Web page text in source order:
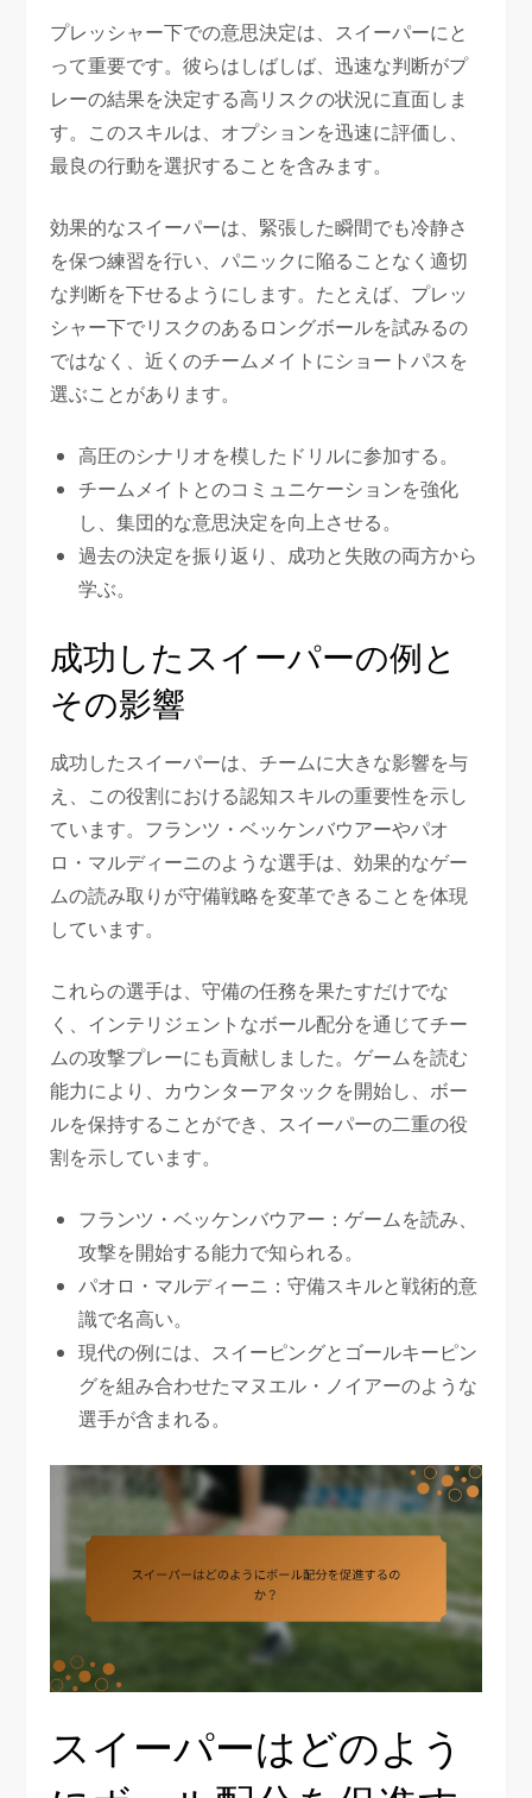
プレッシャー下での意思決定は、スイーパーにと
って重要です。彼らはしばしば、迅速な判断がプ
レーの結果を決定する高リスクの状況に直面しま
す。このスキルは、オプションを迅速に評価し、
最良の行動を選択することを含みます。
効果的なスイーパーは、緊張した瞬間でも冷静さ
を保つ練習を行い、パニックに陥ることなく適切
な判断を下せるようにします。たとえば、プレッ
シャー下でリスクのあるロングボールを試みるの
ではなく、近くのチームメイトにショートパスを
選ぶことがあります。
高圧のシナリオを模したドリルに参加する。
チームメイトとのコミュニケーションを強化
し、集団的な意思決定を向上させる。
過去の決定を振り返り、成功と失敗の両方から
学ぶ。
成功したスイーパーの例と
その影響
成功したスイーパーは、チームに大きな影響を与
え、この役割における認知スキルの重要性を示し
ています。フランツ・ベッケンバウアーやパオ
ロ・マルディーニのような選手は、効果的なゲー
ムの読み取りが守備戦略を変革できることを体現
しています。
これらの選手は、守備の任務を果たすだけでな
く、インテリジェントなボール配分を通じてチー
ムの攻撃プレーにも貢献しました。ゲームを読む
能力により、カウンターアタックを開始し、ボー
ルを保持することができ、スイーパーの二重の役
割を示しています。
フランツ・ベッケンバウアー：ゲームを読み、
攻撃を開始する能力で知られる。
パオロ・マルディーニ：守備スキルと戦術的意
識で名高い。
現代の例には、スイーピングとゴールキーピン
グを組み合わせたマヌエル・ノイアーのような
選手が含まれる。
スイーパーはどのよう